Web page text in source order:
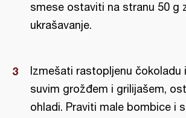
smese ostaviti na stranu 50 g
ukrašavanje.
Izmešati rastopljenu čokoladu
suvim grožđem i grilijašem,
ohladi. Praviti male bombice i